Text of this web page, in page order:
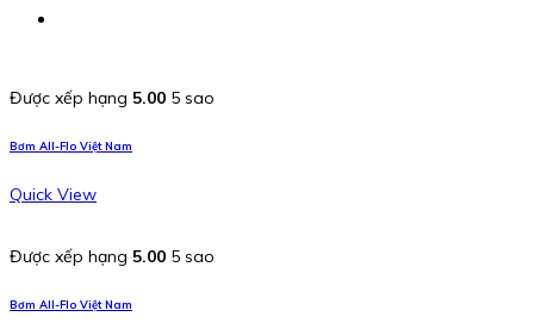
Được xếp hạng 5.00 5 sao
Bơm All-Flo Việt Nam
Quick View
Được xếp hạng 5.00 5 sao
Bơm All-Flo Việt Nam